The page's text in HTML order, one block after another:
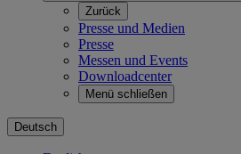
Zurück
Presse und Medien
Presse
Messen und Events
Downloadcenter
Menü schließen
Deutsch